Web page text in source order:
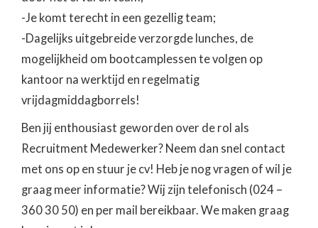
-Je komt terecht in een gezellig team;
-Dagelijks uitgebreide verzorgde lunches, de
mogelijkheid om bootcamplessen te volgen op
kantoor na werktijd en regelmatig
vrijdagmiddagborrels!
Ben jij enthousiast geworden over de rol als
Recruitment Medewerker? Neem dan snel contact
met ons op en stuur je cv! Heb je nog vragen of wil je
graag meer informatie? Wij zijn telefonisch (024 –
360 30 50) en per mail bereikbaar. We maken graag